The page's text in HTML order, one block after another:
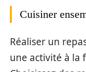
Cuisiner
Réaliser un
une activité à la